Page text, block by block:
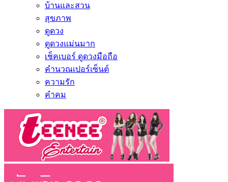
บ้านและสวน
สุขภาพ
ดูดวง
ดูดวงแม่นมาก
เช็คเบอร์ ดูดวงมือถือ
คำนวณเปอร์เซ็นต์
ความรัก
คำคม